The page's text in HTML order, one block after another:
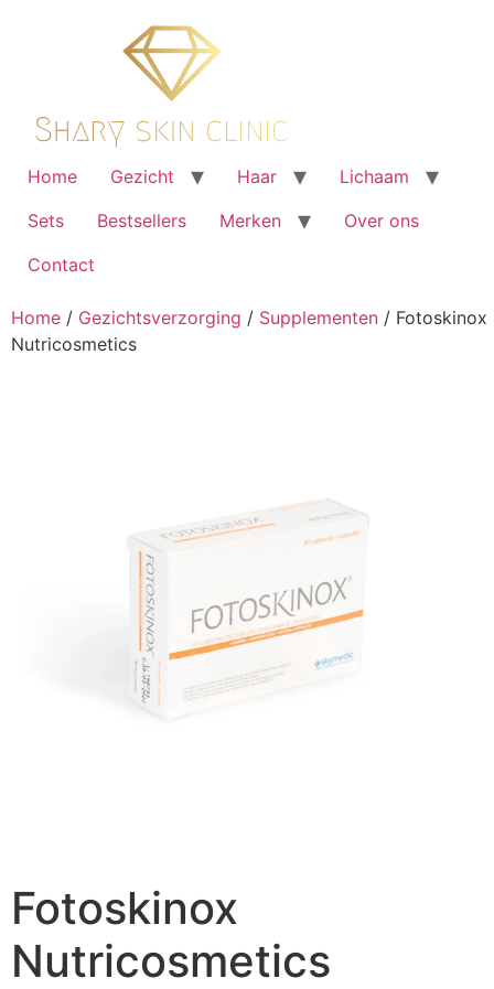
Home Gezicht Haar
Lichaam
Sets
Bestsellers Merken
Over ons
Contact
Home / Gezichtsverzorging / Supplementen / Fotoskinox
Nutricosmetics
Fotoskinox
Nutricosmetics